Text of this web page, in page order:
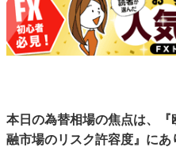
本日の為替相場の焦点は、
融市場のリスク許容度』にあ